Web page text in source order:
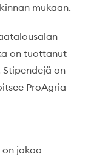
mukaan.
on tuottanut
on
ProAgria
jakaa